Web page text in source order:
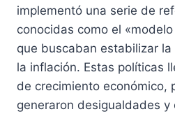
implementó una serie de
conocidas como el
que buscaban estabilizar
la inflación. Estas políticas
de crecimiento económico,
generaron desigualdades y